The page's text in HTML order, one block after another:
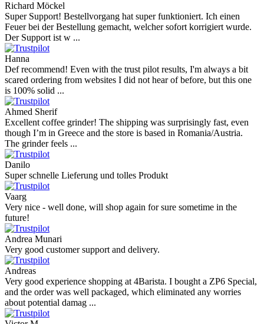
Richard Möckel
Super Support! Bestellvorgang hat super funktioniert. Ich einen
Feuer bei der Bestellung gemacht, welcher sofort korrigiert wurde.
Der Support ist w ...
Hanna
Def recommend! Even with the trust pilot results, I'm always a bit
scared ordering from websites I did not hear of before, but this one
is 100% solid ...
Ahmed Sherif
Excellent coffee grinder! The shipping was surprisingly fast, even
though I’m in Greece and the store is based in Romania/Austria.
The grinder feels ...
Danilo
Super schnelle Lieferung und tolles Produkt
Vaarg
Very nice - well done, will shop again for sure sometime in the
future!
Andrea Munari
Very good customer support and delivery.
Andreas
Very good experience shopping at 4Barista. I bought a ZP6 Special,
and the order was well packaged, which eliminated any worries
about potential damag ...